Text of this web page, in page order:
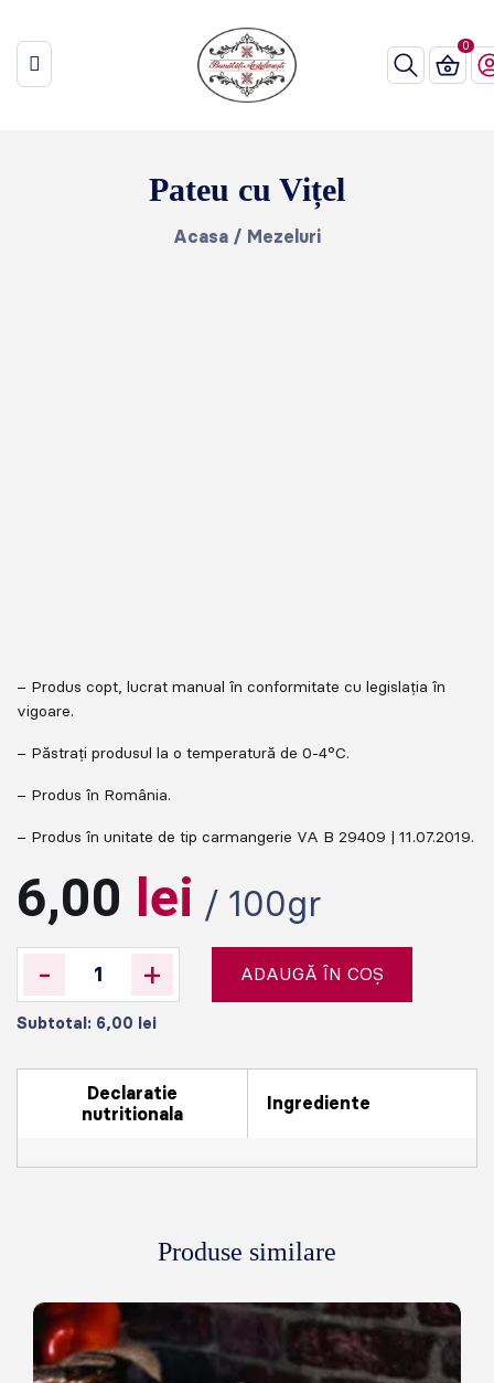
Pateu cu Vițel
Acasa / Mezeluri
– Produs copt, lucrat manual în conformitate cu legislația în
vigoare.
– Păstrați produsul la o temperatură de 0-4°C.
– Produs în România.
– Produs în unitate de tip carmangerie VA B 29409 | 11.07.2019.
6,00 lei / 100gr
- + ADAUGĂ ÎN COȘ
Subtotal: 6,00 lei
Declaratie
nutritionala
Ingrediente
Produse similare